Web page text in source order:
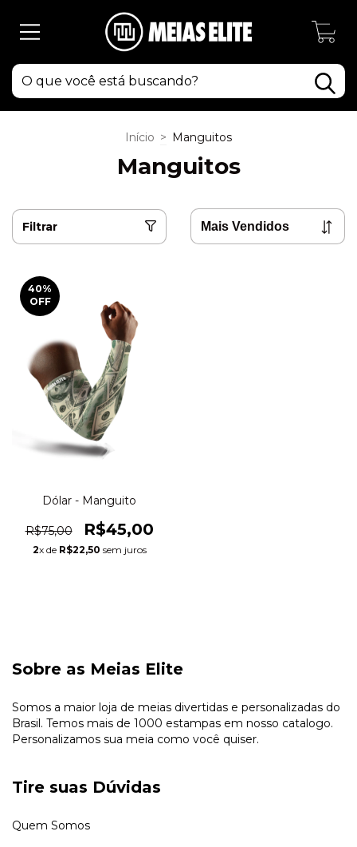
Início > Manguitos
Manguitos
Filtrar
40%
OFF
Dólar - Manguito
R$75,00 R$45,00
2x de R$22,50 sem juros
Sobre as Meias Elite
Somos a maior loja de meias divertidas e personalizadas do
Brasil. Temos mais de 1000 estampas em nosso catalogo.
Personalizamos sua meia como você quiser.
Tire suas Dúvidas
Quem Somos